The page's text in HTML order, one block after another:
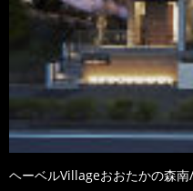
ヘーベルVillageおおたかの森